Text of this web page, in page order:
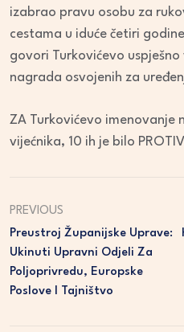
izabrao pravu osobu za
cestama u iduće četiri
govori Turkovićevo
nagrada osvojenih za
ZA Turkovićevo imenovanje
vijećnika, 10 ih je bilo
PREVIOUS
Preustroj Županijske Uprave:
Ukinuti Upravni Odjeli Za
Poljoprivredu, Europske
Poslove I Tajništvo